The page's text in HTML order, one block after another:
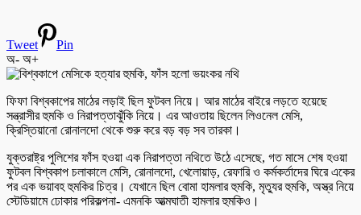
Tweet
Pin
অ- অ+
ফিফা বিশ্বকাপের মাঠের লড়াই ছিল ফুটবল নিয়ে। আর মাঠের বাইরে লড়তে হয়েছে
সন্ত্রাসীর হুমকি ও নিরাপত্তাঝুঁকি নিয়ে। এর আওতায় ছিলেন লিওনেল মেসি,
ক্রিস্তিয়ানো রোনালদো থেকে শুরু করে বড় বড় সব তারকা।
যুক্তরাষ্ট্র পুলিশের ফাঁস হওয়া এক নিরাপত্তা নথিতে উঠে এসেছে, গত মাসে শেষ হওয়া
ফুটবল বিশ্বকাপ চলাকালে মেসি, রোনালদো, খেলোয়াড়, রেফারি ও কর্মকর্তাদের ঘিরে একের
পর এক ভয়াবহ হুমকির চিত্র। যেখানে ছিল বোমা হামলার হুমকি, মৃত্যুর হুমকি, অস্ত্র নিয়ে
স্টেডিয়ামে ঢোকার পরিকল্পনা- এমনকি আত্মঘাতী হামলার হুমকিও।